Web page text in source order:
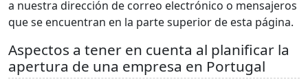
a nuestra dirección de correo electrónico o mensajeros
que se encuentran en la parte superior de esta página.
Aspectos a tener en cuenta al planificar la
apertura de una empresa en Portugal